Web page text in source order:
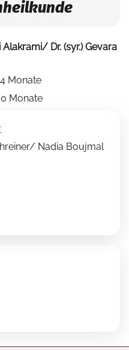
Alakrami/ Dr. (syr.) Gevara
Monate
Monate
Nadia Boujmal